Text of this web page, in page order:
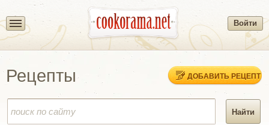
Войти
Рецепты ДОБАВИТЬ РЕЦЕПТ